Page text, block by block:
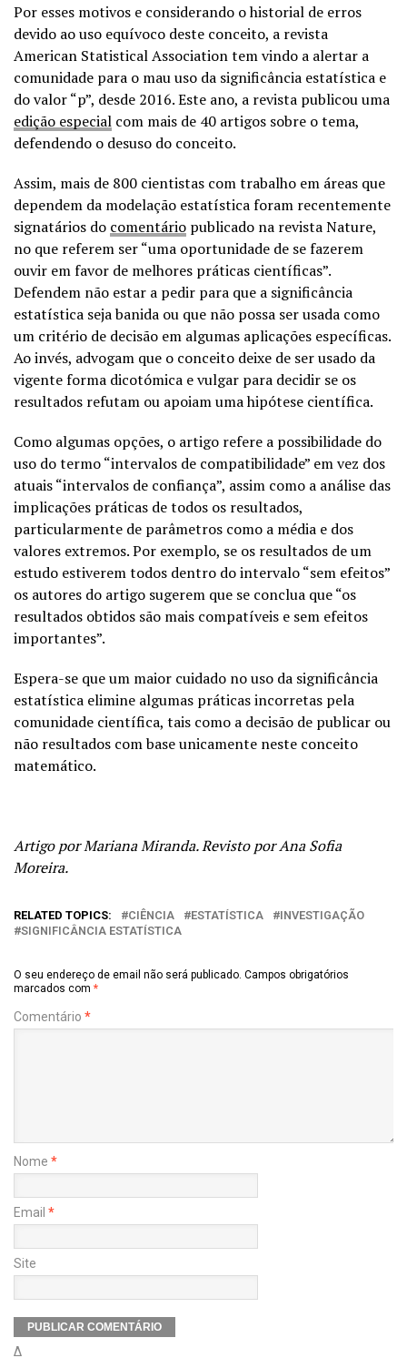
Por esses motivos e considerando o historial de erros
devido ao uso equívoco deste conceito, a revista
American Statistical Association tem vindo a alertar a
comunidade para o mau uso da significância estatística e
do valor “p”, desde 2016. Este ano, a revista publicou uma
edição especial com mais de 40 artigos sobre o tema,
defendendo o desuso do conceito.
Assim, mais de 800 cientistas com trabalho em áreas que
dependem da modelação estatística foram recentemente
signatários do comentário publicado na revista Nature,
no que referem ser “uma oportunidade de se fazerem
ouvir em favor de melhores práticas científicas”.
Defendem não estar a pedir para que a significância
estatística seja banida ou que não possa ser usada como
um critério de decisão em algumas aplicações específicas.
Ao invés, advogam que o conceito deixe de ser usado da
vigente forma dicotómica e vulgar para decidir se os
resultados refutam ou apoiam uma hipótese científica.
Como algumas opções, o artigo refere a possibilidade do
uso do termo “intervalos de compatibilidade” em vez dos
atuais “intervalos de confiança”, assim como a análise das
implicações práticas de todos os resultados,
particularmente de parâmetros como a média e dos
valores extremos. Por exemplo, se os resultados de um
estudo estiverem todos dentro do intervalo “sem efeitos”
os autores do artigo sugerem que se conclua que “os
resultados obtidos são mais compatíveis e sem efeitos
importantes”.
Espera-se que um maior cuidado no uso da significância
estatística elimine algumas práticas incorretas pela
comunidade científica, tais como a decisão de publicar ou
não resultados com base unicamente neste conceito
matemático.
Artigo por Mariana Miranda. Revisto por Ana Sofia
Moreira.
RELATED TOPICS: CIÊNCIA ESTATÍSTICA
INVESTIGAÇÃO
SIGNIFICÂNCIA ESTATÍSTICA
O seu endereço de email não será publicado. Campos obrigatórios
marcados com *
Comentário *
Nome *
Email *
Site
Δ